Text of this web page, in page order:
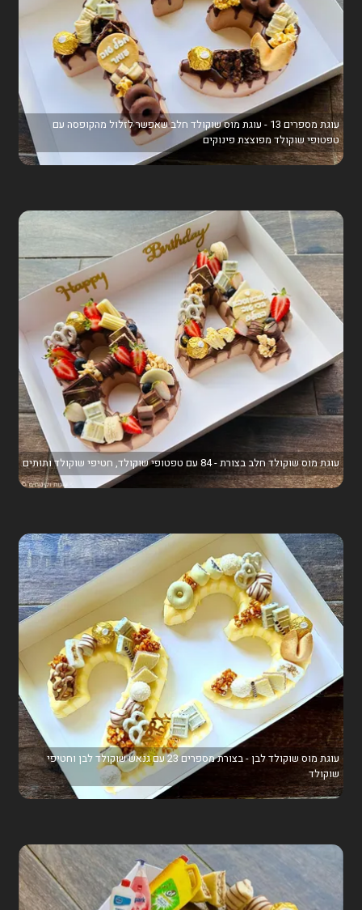
עוגת מספרים 13 - עוגת מוס שוקולד חלב שאפשר לזלול מהקופסה עם
טפטופי שוקולד מפוצצת פינוקים
עוגת מוס שוקולד חלב בצורת - 84 עם טפטופי שוקולד, חטיפי שוקולד ותותים
עוגת מוס שוקולד לבן - בצורת מספרים 23 עם גנאש שוקולד לבן וחטיפי
שוקולד